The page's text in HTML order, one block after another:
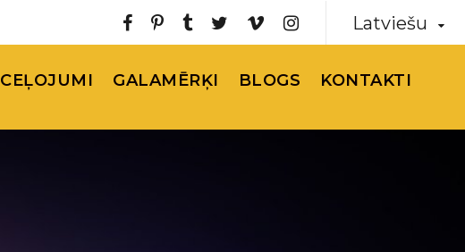
Latviešu
CEĻOJUMI GALAMĒRĶI BLOGS KONTAKTI